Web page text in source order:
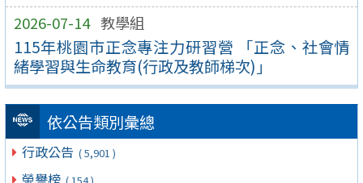
2026-07-14 教學組
115年桃園市正念專注力研習營 「正念、社會情
緒學習與生命教育(行政及教師梯次)」
依公告類別彙總
行政公告 ( 5,901 )
榮譽榜